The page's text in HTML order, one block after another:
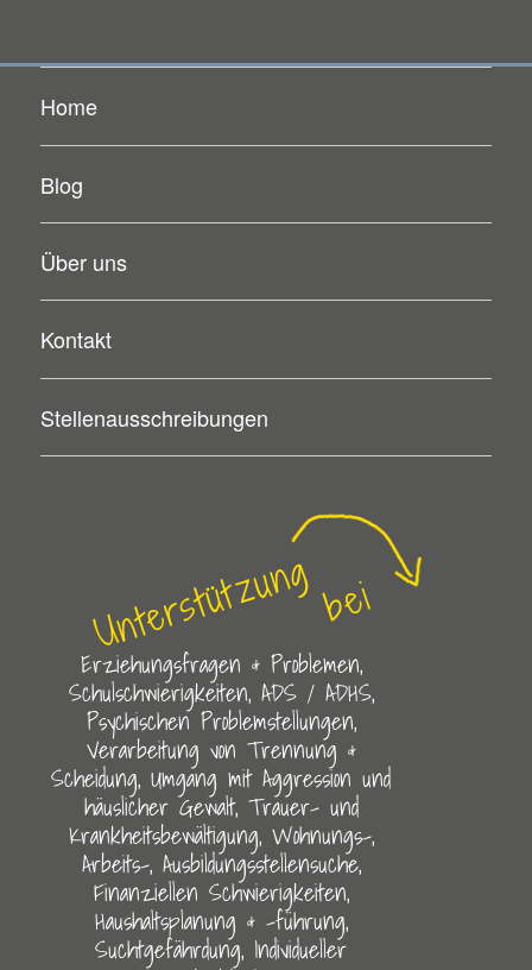
Home
Blog
Über uns
Kontakt
Stellenausschreibungen
Erziehungsfragen & Problemen,
Schulschwierigkeiten, ADS / ADHS,
Psychischen Problemstellungen,
Verarbeitung von Trennung &
Scheidung, Umgang mit Aggression und
häuslicher Gewalt, Trauer- und
Krankheitsbewältigung, Wohnungs-,
Arbeits-, Ausbildungsstellensuche,
Finanziellen Schwierigkeiten,
Haushaltsplanung & -führung,
Suchtgefährdung, Individueller